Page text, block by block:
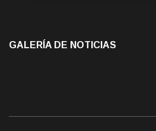
GALERÍA DE NOTICIAS